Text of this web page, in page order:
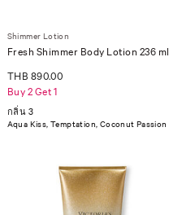
Shimmer Lotion
Fresh Shimmer Body Lotion 236 ml
THB 890.00
Buy 2 Get 1
กลิ่น 3
Aqua Kiss, Temptation, Coconut Passion